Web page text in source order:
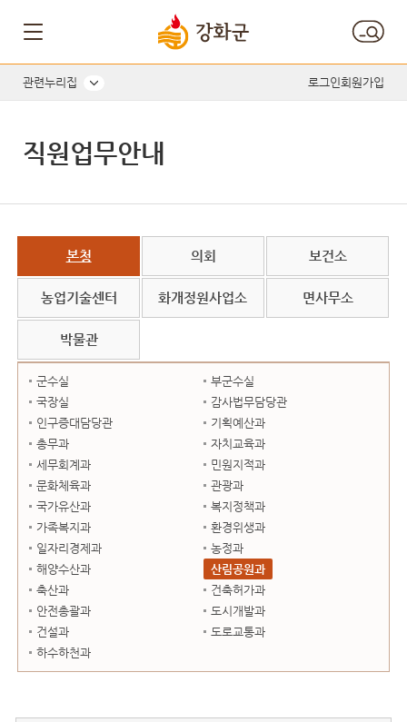
관련누리집 로그인회원가입
직원업무안내
본청 의회 보건소
농업기술센터 화개정원사업소 면사무소
박물관
군수실
부군수실
국장실
감사법무담당관
인구증대담당관
기획예산과
총무과
자치교육과
세무회계과
민원지적과
문화체육과
관광과
국가유산과
복지정책과
가족복지과
환경위생과
일자리경제과
농정과
해양수산과
산림공원과
축산과
건축허가과
안전총괄과
도시개발과
건설과
도로교통과
하수하천과